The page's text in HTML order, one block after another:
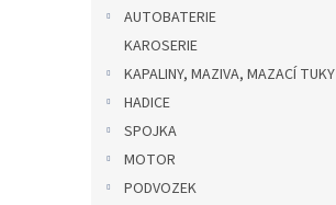
AUTOBATERIE
KAROSERIE
KAPALINY, MAZIVA, MAZACÍ TUKY
HADICE
SPOJKA
MOTOR
PODVOZEK